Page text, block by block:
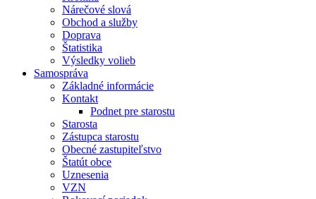
Nárečové slová
Obchod a služby
Doprava
Štatistika
Výsledky volieb
Samospráva
Základné informácie
Kontakt
Podnet pre starostu
Starosta
Zástupca starostu
Obecné zastupiteľstvo
Štatút obce
Uznesenia
VZN